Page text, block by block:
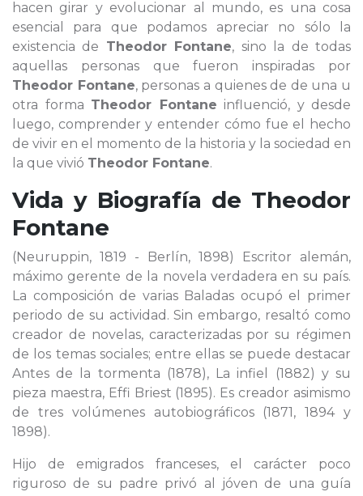
hacen girar y evolucionar al mundo, es una cosa
esencial para que podamos apreciar no sólo la
existencia de Theodor Fontane, sino la de todas
aquellas personas que fueron inspiradas por
Theodor Fontane, personas a quienes de de una u
otra forma Theodor Fontane influenció, y desde
luego, comprender y entender cómo fue el hecho
de vivir en el momento de la historia y la sociedad en
la que vivió Theodor Fontane.
Vida y Biografía de Theodor
Fontane
(Neuruppin, 1819 - Berlín, 1898) Escritor alemán,
máximo gerente de la novela verdadera en su país.
La composición de varias Baladas ocupó el primer
periodo de su actividad. Sin embargo, resaltó como
creador de novelas, caracterizadas por su régimen
de los temas sociales; entre ellas se puede destacar
Antes de la tormenta (1878), La infiel (1882) y su
pieza maestra, Effi Briest (1895). Es creador asimismo
de tres volúmenes autobiográficos (1871, 1894 y
1898).
Hijo de emigrados franceses, el carácter poco
riguroso de su padre privó al jóven de una guía